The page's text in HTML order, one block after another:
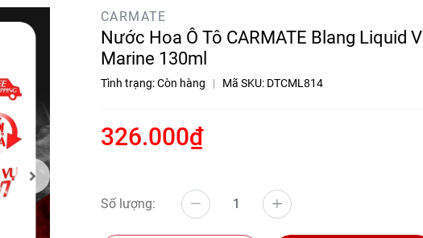
CARMATE
Nước Hoa Ô Tô CARMATE Blang Liquid
Marine 130ml
Tình trạng:Còn hàng | Mã SKU: DTCML814
326.000₫
Số lượng: